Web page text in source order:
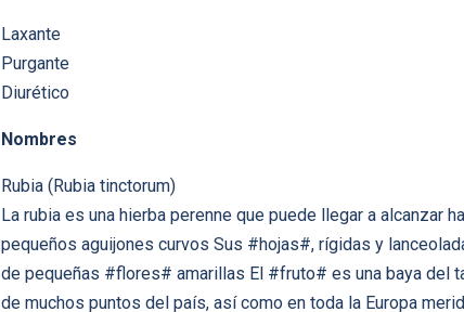
Laxante
Purgante
Diurético
Nombres
Rubia (Rubia tinctorum)
La rubia es una hierba perenne que puede llegar a alcanzar
pequeños aguijones curvos Sus #hojas#, rígidas y
de pequeñas #flores# amarillas El #fruto# es una baya del
de muchos puntos del país, así como en toda la Europa